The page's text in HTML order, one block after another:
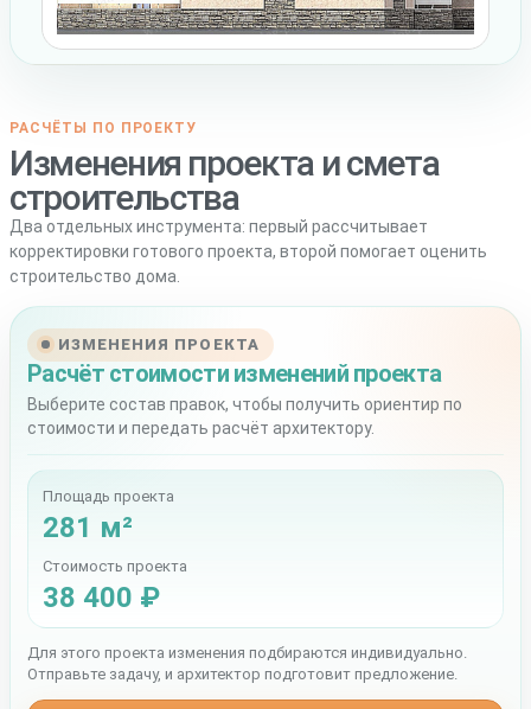
РАСЧЁТЫ ПО ПРОЕКТУ
Изменения проекта и смета
строительства
Два отдельных инструмента: первый рассчитывает
корректировки готового проекта, второй помогает оценить
строительство дома.
ИЗМЕНЕНИЯ ПРОЕКТА
Расчёт стоимости изменений проекта
Выберите состав правок, чтобы получить ориентир по
стоимости и передать расчёт архитектору.
Площадь проекта
281 м²
Стоимость проекта
38 400 ₽
Для этого проекта изменения подбираются индивидуально.
Отправьте задачу, и архитектор подготовит предложение.